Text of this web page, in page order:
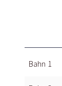
Bahn 1